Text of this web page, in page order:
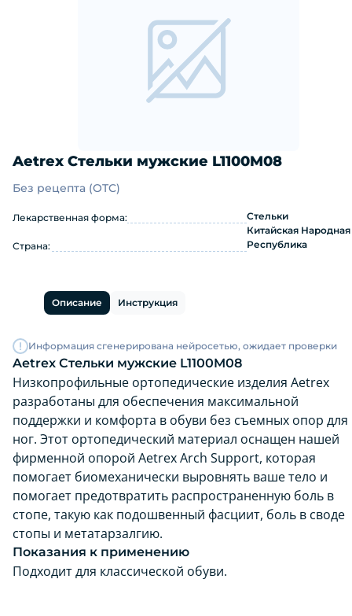
Aetrex Стельки мужские L1100M08
Aetrex Стельки мужские L1100M08:
Без рецепта (OTC)
Лекарственная форма: Стельки
Страна:
Китайская Народная
Республика
Описание Инструкция
Информация сгенерирована нейросетью, ожидает проверки
Aetrex Стельки мужские L1100M08
Низкопрофильные ортопедические изделия Aetrex
разработаны для обеспечения максимальной
поддержки и комфорта в обуви без съемных опор для
ног. Этот ортопедический материал оснащен нашей
фирменной опорой Aetrex Arch Support, которая
помогает биомеханически выровнять ваше тело и
помогает предотвратить распространенную боль в
стопе, такую ​​как подошвенный фасциит, боль в своде
стопы и метатарзалгию.
Показания к применению
Подходит для классической обуви.